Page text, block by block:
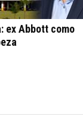
ex Abbott como